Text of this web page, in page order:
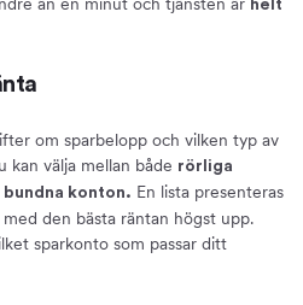
helt
om sparbelopp och vilken typ av
kan välja mellan både rörliga
bundna konton. En lista presenteras
den bästa räntan högst upp.
sparkonto som passar ditt